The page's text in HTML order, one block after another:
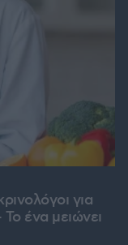
για
ένα μειώνει